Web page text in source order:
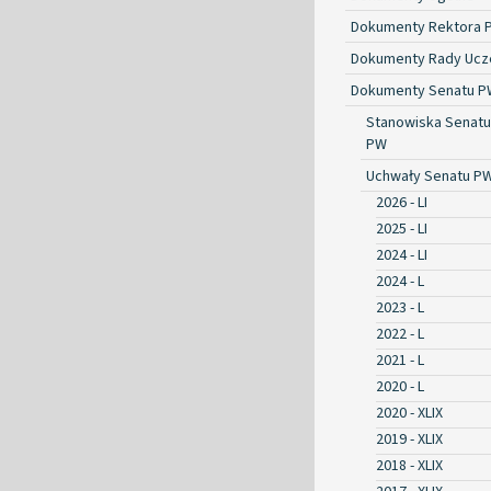
Dokumenty Rektora
Dokumenty Rady
Dokumenty Senatu
Stanowiska Senatu
PW
Uchwały Senatu
2026 - LI
2025 - LI
2024 - LI
2024 - L
2023 - L
2022 - L
2021 - L
2020 - L
2020 - XLIX
2019 - XLIX
2018 - XLIX